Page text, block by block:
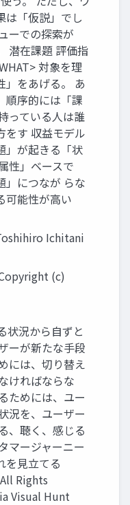
は「仮説」でし
ーでの探索が
潜在課題 評価指
対象を理
」をあげる。 あ
順序的には「課
っている⼈は誰
をす 収益モデル
」が起きる「状
性」ベースで
」につなが らな
可能性が⾼い
Ichitani
(c)
状況から⾃ずと
ーが新たな⼿段
には、切り替え
ければならな
ためには、ユー
況を、ユーザー
、聴く、感じる
マージャーニー
を⾒⽴てる
Rights
Visual Hunt